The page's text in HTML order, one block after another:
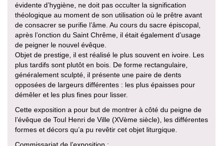
évidente d’hygiène, ne doit pas occulter la signification
théologique au moment de son utilisation où le prêtre avant
de consacrer se purifie l’âme. Au cours du sacre épiscopal,
après l’onction du Saint Chrême, il était également d’usage
de peigner le nouvel évêque.
Objet de prestige, il est réalisé le plus souvent en ivoire. Les
plus tardifs sont plutôt en bois. De forme rectangulaire,
généralement sculpté, il présente une paire de dents
opposées de largeurs différentes : les plus épaisses pour
démêler et les plus fines pour lisser.
Cette exposition a pour but de montrer à côté du peigne de
l’évêque de Toul Henri de Ville (XVème siècle), les différentes
formes et décors qu’a pu revêtir cet objet liturgique.